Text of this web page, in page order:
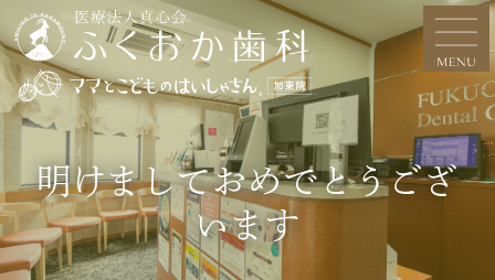
明けましておめでとうござ
います